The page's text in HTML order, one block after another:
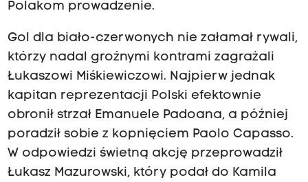
Polakom prowadzenie.
Gol dla biało-czerwonych nie załamał rywali,
którzy nadal groźnymi kontrami zagrażali
Łukaszowi Miśkiewiczowi. Najpierw jednak
kapitan reprezentacji Polski efektownie
obronił strzał Emanuele Padoana, a później
poradził sobie z kopnięciem Paolo Capasso.
W odpowiedzi świetną akcję przeprowadził
Łukasz Mazurowski, który podał do Kamila